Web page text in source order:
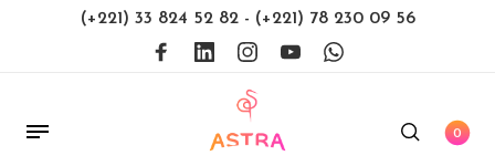
(+221) 33 824 52 82 - (+221) 78 230 09 56
0